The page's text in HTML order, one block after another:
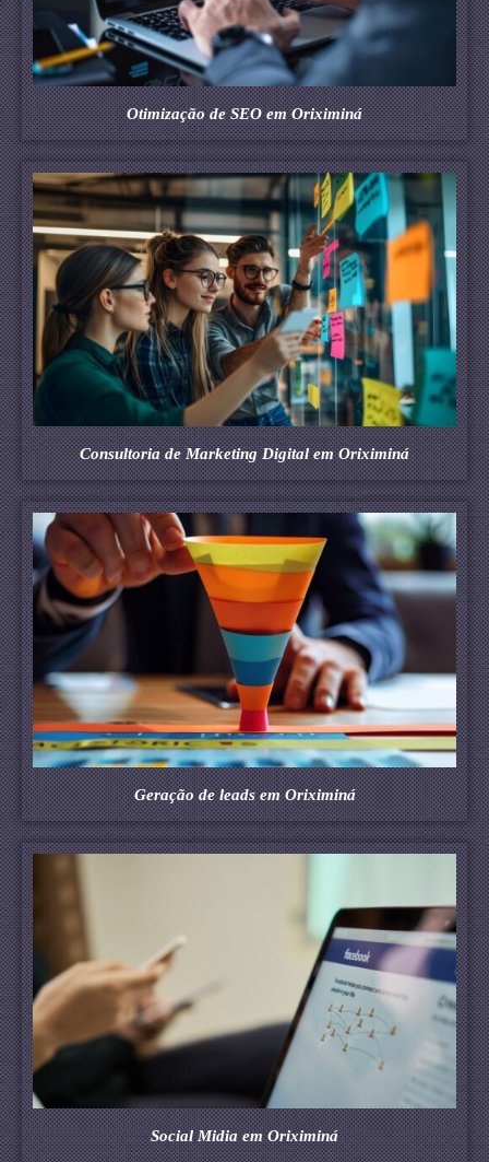
Otimização de SEO em Oriximiná
Consultoria de Marketing Digital em Oriximiná
Geração de leads em Oriximiná
Social Midia em Oriximiná